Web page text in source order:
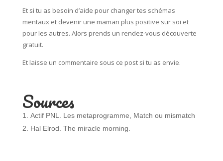
Et si tu as besoin d’aide pour changer tes schémas
mentaux et devenir une maman plus positive sur soi et
pour les autres. Alors prends un rendez-vous découverte
gratuit.
Et laisse un commentaire sous ce post si tu as envie.
Sources
Actif PNL. Les metaprogramme, Match ou mismatch
Hal Elrod. The miracle morning.